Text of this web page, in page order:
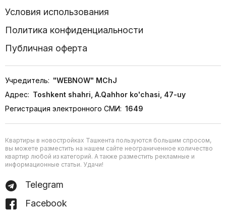
Условия использования
Политика конфиденциальности
Публичная оферта
Учредитель: "WEBNOW" MChJ
Адрес: Toshkent shahri, A.Qahhor ko'chasi, 47-uy
Регистрация электронного СМИ: 1649
Квартиры в новостройках Ташкента пользуются большим спросом,
вы можете разместить на нашем сайте неограниченное количество
квартир любой из категорий. А также разместить рекламные и
информационные статьи. Удачи!
Telegram
Facebook